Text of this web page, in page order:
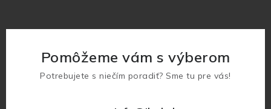
Pomôžeme vám s výberom
Potrebujete s niečím poradiť? Sme tu pre vás!